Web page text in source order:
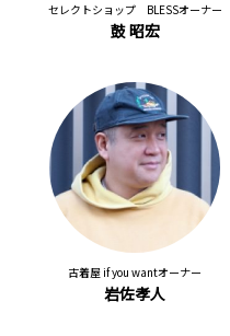
セレクトショップ BLESSオーナー
鼓 昭宏
古着屋 if you wantオーナー
岩佐孝人